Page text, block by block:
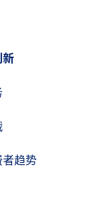
新
者趋势